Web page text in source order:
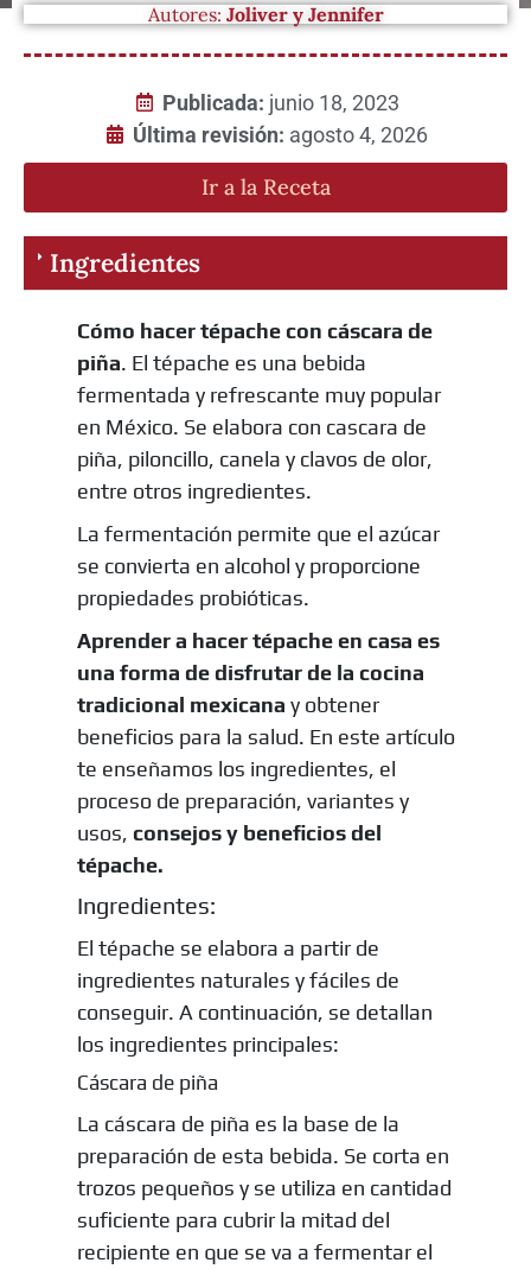
Autores: Joliver y Jennifer
Publicada: junio 18, 2023
Última revisión: agosto 4, 2026
Ir a la Receta
Ingredientes
Cómo hacer tépache con cáscara de
piña. El tépache es una bebida
fermentada y refrescante muy popular
en México. Se elabora con cascara de
piña, piloncillo, canela y clavos de olor,
entre otros ingredientes.
La fermentación permite que el azúcar
se convierta en alcohol y proporcione
propiedades probióticas.
Aprender a hacer tépache en casa es
una forma de disfrutar de la cocina
tradicional mexicana y obtener
beneficios para la salud. En este artículo
te enseñamos los ingredientes, el
proceso de preparación, variantes y
usos, consejos y beneficios del
tépache.
Ingredientes:
El tépache se elabora a partir de
ingredientes naturales y fáciles de
conseguir. A continuación, se detallan
los ingredientes principales:
Cáscara de piña
La cáscara de piña es la base de la
preparación de esta bebida. Se corta en
trozos pequeños y se utiliza en cantidad
suficiente para cubrir la mitad del
recipiente en que se va a fermentar el